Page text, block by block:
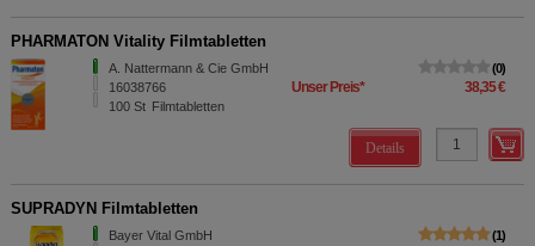
PHARMATON Vitality Filmtabletten
A. Nattermann & Cie GmbH
16038766
100 St Filmtabletten
0
Unser Preis* 38,35 €
Details
SUPRADYN Filmtabletten
Bayer Vital GmbH
1